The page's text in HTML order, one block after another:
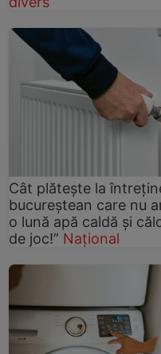
Cât plătește la
bucureștean care nu
o lună apă caldă și
de joc!” Național